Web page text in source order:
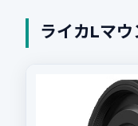
ライカLマ